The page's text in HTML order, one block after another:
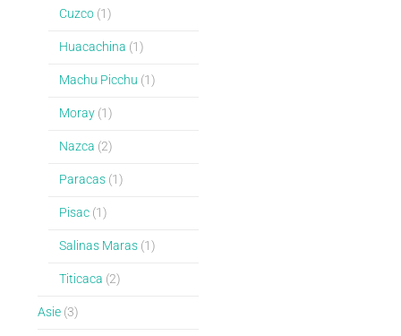
Cuzco(1)
Huacachina (1)
Machu Picchu (1)
Moray(1)
Nazca (2)
Paracas(1)
Pisac(1)
Salinas Maras(1)
Titicaca (2)
Asie(3)